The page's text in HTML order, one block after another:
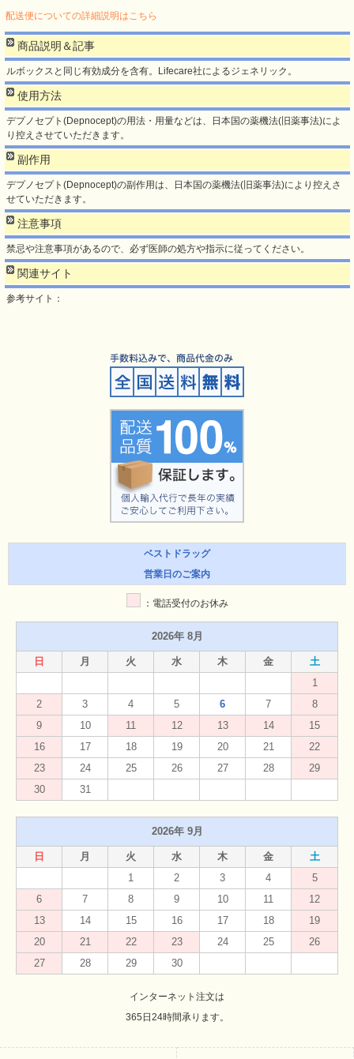
配送便についての詳細説明はこちら
商品説明＆記事
ルボックスと同じ有効成分を含有。Lifecare社によるジェネリック。
使用方法
デプノセプト(Depnocept)の用法・用量などは、日本国の薬機法(旧薬事法)によ
り控えさせていただきます。
副作用
デプノセプト(Depnocept)の副作用は、日本国の薬機法(旧薬事法)により控えさ
せていただきます。
注意事項
禁忌や注意事項があるので、必ず医師の処方や指示に従ってください。
関連サイト
参考サイト：
ベストドラッグ
営業日のご案内
：電話受付のお休み
2026年 8月
日 月 火 水 木 金
土
1
2
3 4 5 6 7
8
9
10 11 12 13 14
15
16
17 18 19 20 21
22
23
24 25 26 27 28
29
30
31
2026年 9月
日 月 火 水 木 金
土
1
2 3 4
5
6
7 8 9 10 11
12
13
14 15 16 17 18
19
20
21 22 23 24 25
26
27
28 29 30
インターネット注文は
365日24時間承ります。